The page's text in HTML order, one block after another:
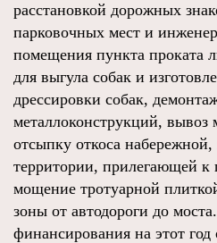
расстановкой дорожных
парковочных мест и
помещения пункта проката
для выгула собак и
дрессировки собак,
металлоконструкций, вывоз
отсыпку откоса
территории, прилегающей к
мощение тротуарной
зоны от автодороги до
финансирования на этот год